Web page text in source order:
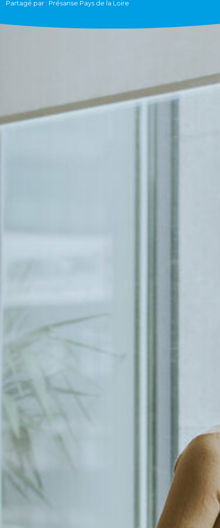
Partagé par : Présanse Pays de la Loire